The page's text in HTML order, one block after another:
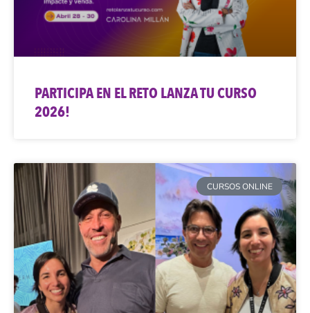
PARTICIPA EN EL RETO LANZA TU CURSO
2026!
CURSOS ONLINE